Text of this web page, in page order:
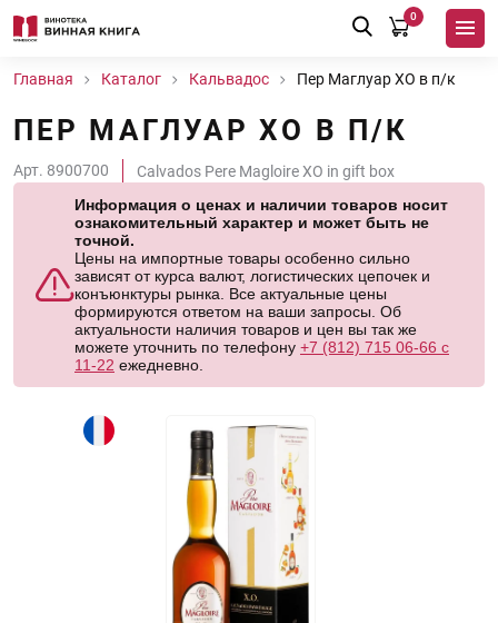
0
Главная Каталог Кальвадос Пер Маглуар XO в п/к
ПЕР МАГЛУАР XO В П/К
Арт. 8900700
Calvados Pere Magloire XO in gift box
Информация о ценах и наличии товаров носит
ознакомительный характер и может быть не
точной.
Цены на импортные товары особенно сильно
зависят от курса валют, логистических цепочек и
конъюнктуры рынка. Все актуальные цены
формируются ответом на ваши запросы. Об
актуальности наличия товаров и цен вы так же
можете уточнить по телефону +7 (812) 715 06-66 с
11-22 ежедневно.